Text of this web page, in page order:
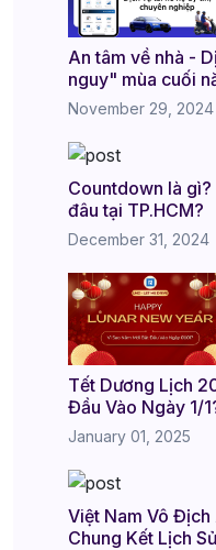
An tâm về nhà -
nguy" mùa cuối
November 29, 2024
Countdown là
đâu tại TP.HCM?
December 31, 2024
Tết Dương Lịch
Đầu Vào Ngày 1/
January 01, 2025
Việt Nam Vô
Chung Kết Lịch